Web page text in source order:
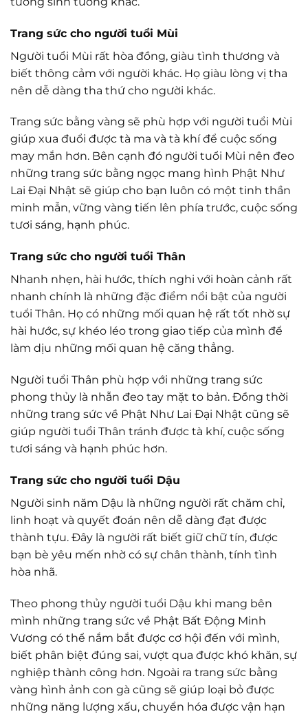
Trang sức cho người tuổi Mùi
Người tuổi Mùi rất hòa đồng, giàu tình thương và
biết thông cảm với người khác. Họ giàu lòng vị tha
nên dễ dàng tha thứ cho người khác.
Trang sức bằng vàng sẽ phù hợp với người tuổi Mùi
giúp xua đuổi được tà ma và tà khí để cuộc sống
may mắn hơn. Bên cạnh đó người tuổi Mùi nên đeo
những trang sức bằng ngọc mang hình Phật Như
Lai Đại Nhật sẽ giúp cho bạn luôn có một tinh thần
minh mẫn, vững vàng tiến lên phía trước, cuộc sống
tươi sáng, hạnh phúc.
Trang sức cho người tuổi Thân
Nhanh nhẹn, hài hước, thích nghi với hoàn cảnh rất
nhanh chính là những đặc điểm nổi bật của người
tuổi Thân. Họ có những mối quan hệ rất tốt nhờ sự
hài hước, sự khéo léo trong giao tiếp của mình để
làm dịu những mối quan hệ căng thẳng.
Người tuổi Thân phù hợp với những trang sức
phong thủy là nhẫn đeo tay mặt to bản. Đồng thời
những trang sức về Phật Như Lai Đại Nhật cũng sẽ
giúp người tuổi Thân tránh được tà khí, cuộc sống
tươi sáng và hạnh phúc hơn.
Trang sức cho người tuổi Dậu
Người sinh năm Dậu là những người rất chăm chỉ,
linh hoạt và quyết đoán nên dễ dàng đạt được
thành tựu. Đây là người rất biết giữ chữ tín, được
bạn bè yêu mến nhờ có sự chân thành, tính tình
hòa nhã.
Theo phong thủy người tuổi Dậu khi mang bên
mình những trang sức về Phật Bất Động Minh
Vương có thể nắm bắt được cơ hội đến với mình,
biết phân biệt đúng sai, vượt qua được khó khăn, sự
nghiệp thành công hơn. Ngoài ra trang sức bằng
vàng hình ảnh con gà cũng sẽ giúp loại bỏ được
những năng lượng xấu, chuyển hóa được vận hạn